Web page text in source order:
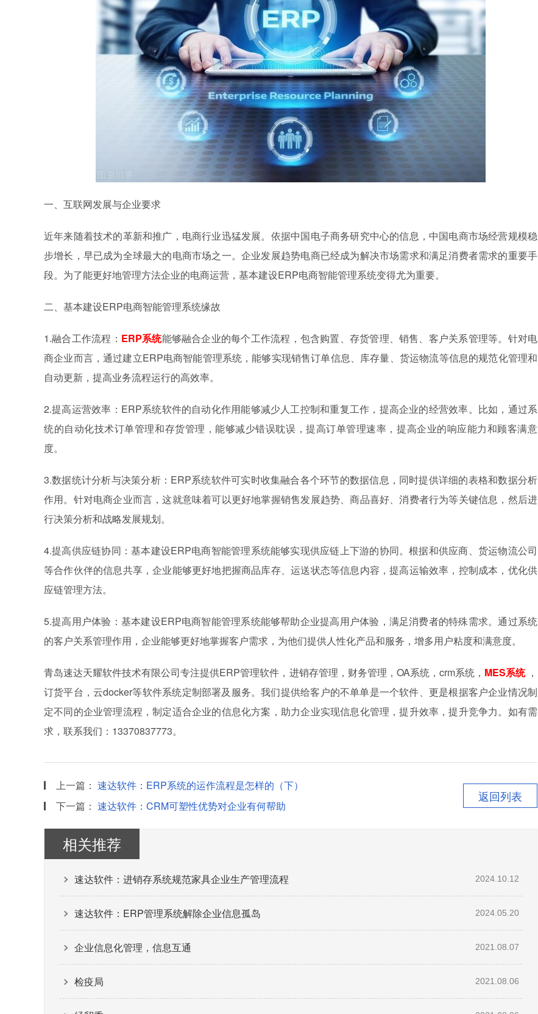
一、互联网发展与企业要求
近年来随着技术的革新和推广，电商行业迅猛发展。依据中国电子商务研究中心的信息，中国电商市场经营规模稳
步增长，早已成为全球最大的电商市场之一。企业发展趋势电商已经成为解决市场需求和满足消费者需求的重要手
段。为了能更好地管理方法企业的电商运营，基本建设ERP电商智能管理系统变得尤为重要。
二、基本建设ERP电商智能管理系统缘故
1.融合工作流程： ERP系统能够融合企业的每个工作流程，包含购置、存货管理、销售、客户关系管理等。针对电
商企业而言，通过建立ERP电商智能管理系统，能够实现销售订单信息、库存量、货运物流等信息的规范化管理和
自动更新，提高业务流程运行的高效率。
2.提高运营效率：ERP系统软件的自动化作用能够减少人工控制和重复工作，提高企业的经营效率。比如，通过系
统的自动化技术订单管理和存货管理，能够减少错误耽误，提高订单管理速率，提高企业的响应能力和顾客满意
度。
3.数据统计分析与决策分析：ERP系统软件可实时收集融合各个环节的数据信息，同时提供详细的表格和数据分析
作用。针对电商企业而言，这就意味着可以更好地掌握销售发展趋势、商品喜好、消费者行为等关键信息，然后进
行决策分析和战略发展规划。
4.提高供应链协同：基本建设ERP电商智能管理系统能够实现供应链上下游的协同。根据和供应商、货运物流公司
等合作伙伴的信息共享，企业能够更好地把握商品库存、运送状态等信息内容，提高运输效率，控制成本，优化供
应链管理方法。
5.提高用户体验：基本建设ERP电商智能管理系统能够帮助企业提高用户体验，满足消费者的特殊需求。通过系统
的客户关系管理作用，企业能够更好地掌握客户需求，为他们提供人性化产品和服务，增多用户粘度和满意度。
青岛速达天耀软件技术有限公司专注提供ERP管理软件，进销存管理，财务管理，OA系统，crm系统， MES系统 ，
订货平台，云docker等软件系统定制部署及服务。我们提供给客户的不单单是一个软件、更是根据客户企业情况制
定不同的企业管理流程，制定适合企业的信息化方案，助力企业实现信息化管理，提升效率，提升竞争力。如有需
求，联系我们：13370837773。
上一篇： 速达软件：ERP系统的运作流程是怎样的（下）
下一篇： 速达软件：CRM可塑性优势对企业有何帮助
返回列表
相关推荐
速达软件：进销存系统规范家具企业生产管理流程 2024.10.12
速达软件：ERP管理系统解除企业信息孤岛 2024.05.20
企业信息化管理，信息互通 2021.08.07
检疫局 2021.08.06